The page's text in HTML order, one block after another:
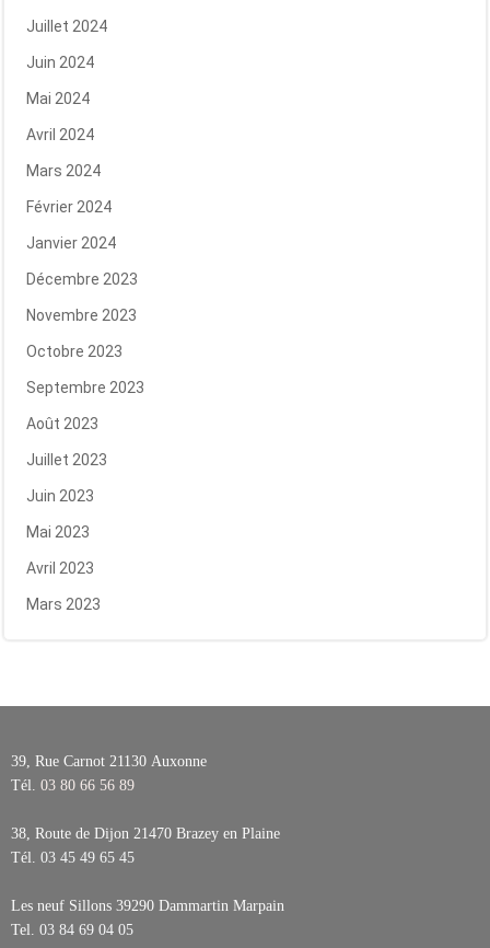
Juillet 2024
Juin 2024
Mai 2024
Avril 2024
Mars 2024
Février 2024
Janvier 2024
Décembre 2023
Novembre 2023
Octobre 2023
Septembre 2023
Août 2023
Juillet 2023
Juin 2023
Mai 2023
Avril 2023
Mars 2023
39, Rue Carnot 21130 Auxonne
Tél. 03 80 66 56 89
38, Route de Dijon 21470 Brazey en Plaine
Tél. 03 45 49 65 45
Les neuf Sillons 39290 Dammartin Marpain
Tel. 03 84 69 04 05